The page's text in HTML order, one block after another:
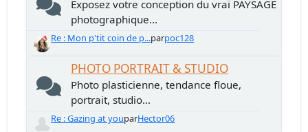
Exposez votre conception du vrai PAYSAGE
photographique...
Re : Mon p'tit coin de p...parpoc128
PHOTO PORTRAIT & STUDIO
Photo plasticienne, tendance floue,
portrait, studio...
Re : Gazing at youparHector06